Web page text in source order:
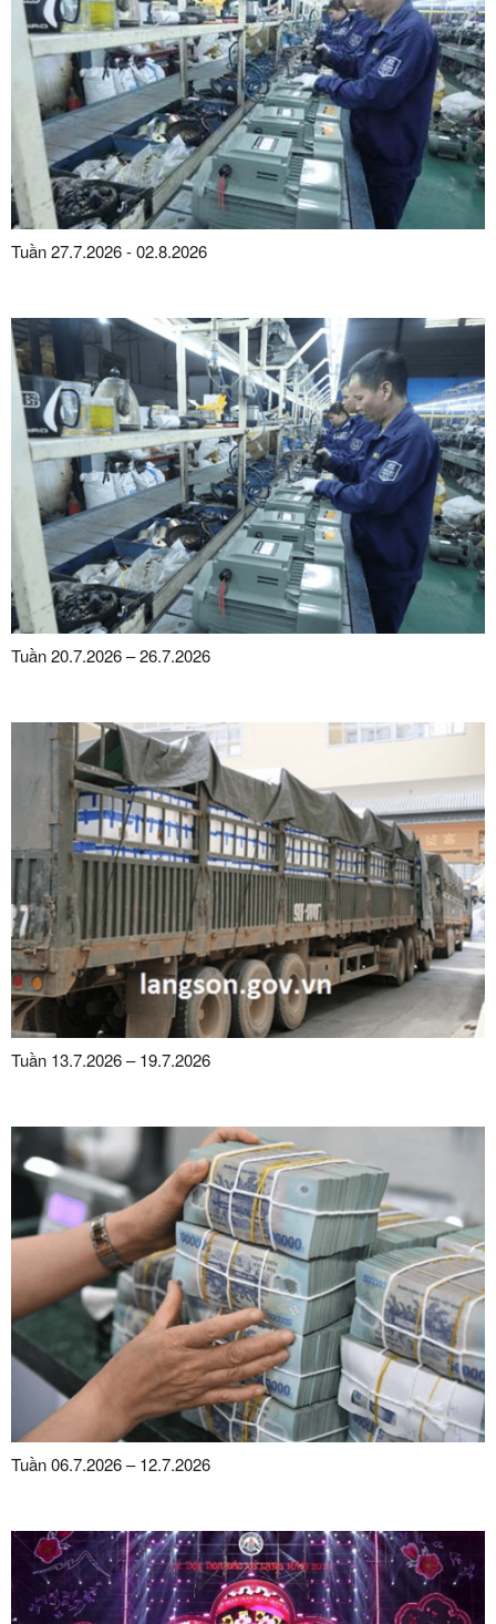
Tuần 27.7.2026 - 02.8.2026
Tuần 20.7.2026 – 26.7.2026
Tuần 13.7.2026 – 19.7.2026
Tuần 06.7.2026 – 12.7.2026